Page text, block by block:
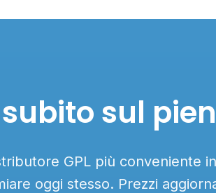
sul
GPL più conveniente
oggi stesso. Prezzi